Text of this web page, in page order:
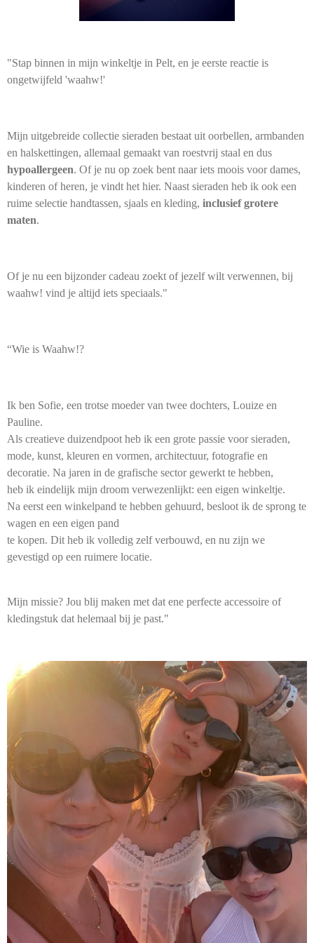
"Stap binnen in mijn winkeltje in Pelt, en je eerste reactie is
ongetwijfeld 'waahw!'
Mijn uitgebreide collectie sieraden bestaat uit oorbellen, armbanden
en halskettingen, allemaal gemaakt van roestvrij staal en dus
hypoallergeen. Of je nu op zoek bent naar iets moois voor dames,
kinderen of heren, je vindt het hier. Naast sieraden heb ik ook een
ruime selectie handtassen, sjaals en kleding, inclusief grotere
maten.
Of je nu een bijzonder cadeau zoekt of jezelf wilt verwennen, bij
waahw! vind je altijd iets speciaals."
“Wie is Waahw!?
Ik ben Sofie, een trotse moeder van twee dochters, Louize en
Pauline.
Als creatieve duizendpoot heb ik een grote passie voor sieraden,
mode, kunst, kleuren en vormen, architectuur, fotografie en
decoratie. Na jaren in de grafische sector gewerkt te hebben,
heb ik eindelijk mijn droom verwezenlijkt: een eigen winkeltje.
Na eerst een winkelpand te hebben gehuurd, besloot ik de sprong te
wagen en een eigen pand
te kopen. Dit heb ik volledig zelf verbouwd, en nu zijn we
gevestigd op een ruimere locatie.
Mijn missie? Jou blij maken met dat ene perfecte accessoire of
kledingstuk dat helemaal bij je past."